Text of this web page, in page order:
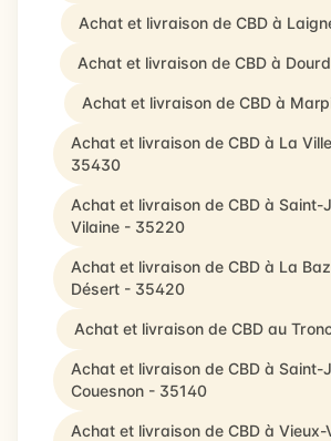
Achat et livraison de CBD à
Achat et livraison de CBD à
Achat et livraison de CBD à
Achat et livraison de CBD à La
35430
Achat et livraison de CBD à Saint-
Vilaine - 35220
Achat et livraison de CBD à La
Désert - 35420
Achat et livraison de CBD au
Achat et livraison de CBD à Saint-
Couesnon - 35140
Achat et livraison de CBD à